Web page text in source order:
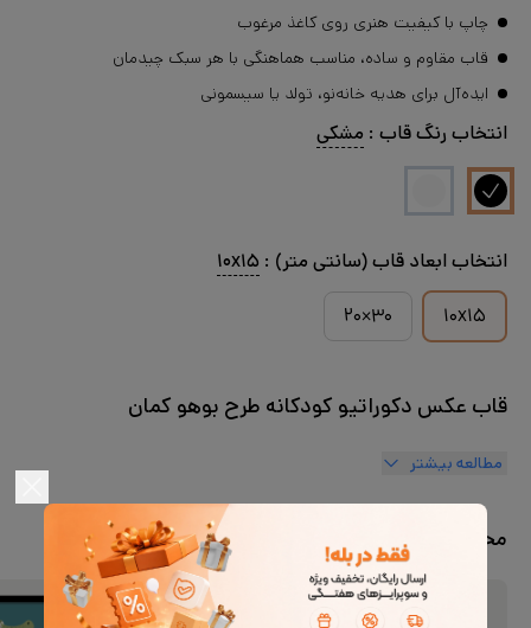
چاپ با کیفیت هنری روی کاغذ مرغوب
قاب مقاوم و ساده، مناسب هماهنگی با هر سبک چیدمان
ایده‌آل برای هدیه خانه‌نو، تولد یا سیسمونی
انتخاب رنگ قاب : مشکی
انتخاب ابعاد قاب (سانتی متر) : ۱۰x۱۵
۱۰x۱۵
۳۰×۲۰
قاب عکس دکوراتیو کودکانه طرح بوهو کمان
مطالعه بیشتر
محصولات مشابه